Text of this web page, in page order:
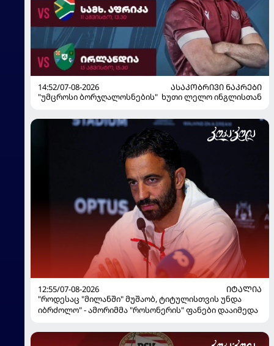
14:52/07-08-2026
ᲐᲡᲐᲙᲝᲑᲠᲘᲕᲘ ᲜᲐᲙᲠᲔᲑᲘ
"უმცროსი ბორჯღალოსნების" ხუთი ლელო ინგლისთან
12:55/07-08-2026
ᲘᲢᲐᲚᲘᲐ
"როდესაც "მილანში" მუშაობ, ტიტულისთვის უნდა
იბრძოლო" - ამორიმმა "როსონერის" ფანები დააიმედა